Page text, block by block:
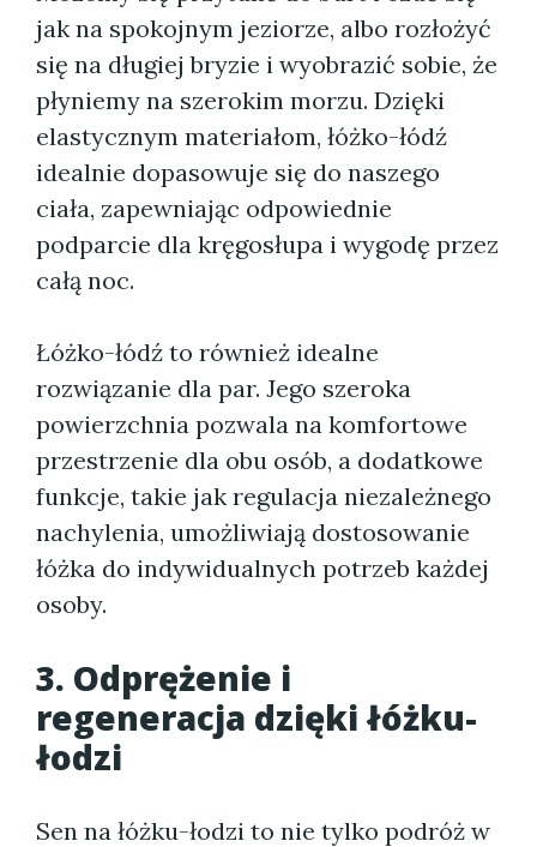
jak na spokojnym jeziorze, albo rozłożyć
się na długiej bryzie i wyobrazić sobie, że
płyniemy na szerokim morzu. Dzięki
elastycznym materiałom, łóżko-łódź
idealnie dopasowuje się do naszego
ciała, zapewniając odpowiednie
podparcie dla kręgosłupa i wygodę przez
całą noc.
Łóżko-łódź to również idealne
rozwiązanie dla par. Jego szeroka
powierzchnia pozwala na komfortowe
przestrzenie dla obu osób, a dodatkowe
funkcje, takie jak regulacja niezależnego
nachylenia, umożliwiają dostosowanie
łóżka do indywidualnych potrzeb każdej
osoby.
3. Odprężenie i
regeneracja dzięki łóżku-
łodzi
Sen na łóżku-łodzi to nie tylko podróż w